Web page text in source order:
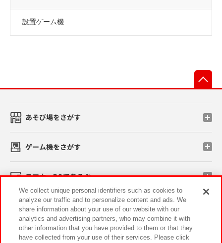
設置ゲーム機
あそび場をさがす
ゲーム機をさがす
スマホ・PCであそぶ
イベント・キャンペーン
We collect unique personal identifiers such as cookies to
analyze our traffic and to personalize content and ads. We
share information about your use of our website with our
analytics and advertising partners, who may combine it with
other information that you have provided to them or that they
have collected from your use of their services. Please click